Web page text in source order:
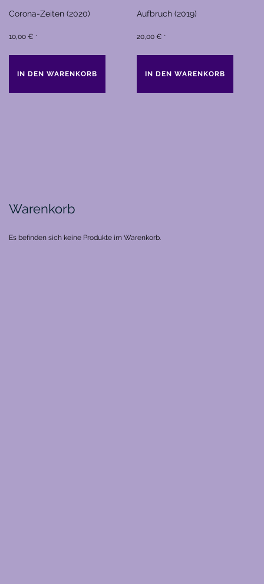
Corona-Zeiten (2020)
10,00 € *
IN DEN WARENKORB
Aufbruch (2019)
20,00€ *
IN DEN WARENKORB
Warenkorb
Es befinden sich keine Produkte im Warenkorb.